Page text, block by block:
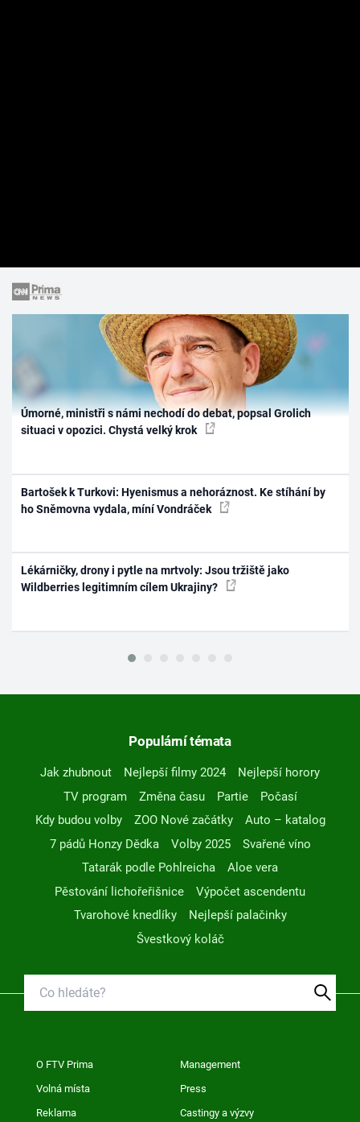
Úmorné, ministři s námi nechodí do debat, popsal Grolich
situaci v opozici. Chystá velký krok
Bartošek k Turkovi: Hyenismus a nehoráznost. Ke stíhání by
ho Sněmovna vydala, míní Vondráček
Lékárničky, drony i pytle na mrtvoly: Jsou tržiště jako
Wildberries legitimním cílem Ukrajiny?
Populární témata
Jak zhubnout Nejlepší filmy 2024
Nejlepší horory
TV program
Změna času Partie
Počasí
Kdy budou volby
ZOO Nové začátky
Auto – katalog
7 pádů Honzy Dědka
Volby 2025
Svařené víno
Tatarák podle Pohlreicha
Aloe vera
Pěstování lichořeřišnice
Výpočet ascendentu
Tvarohové knedlíky
Nejlepší palačinky
Švestkový koláč
O FTV Prima Management
Volná místa Press
Reklama Castingy a výzvy